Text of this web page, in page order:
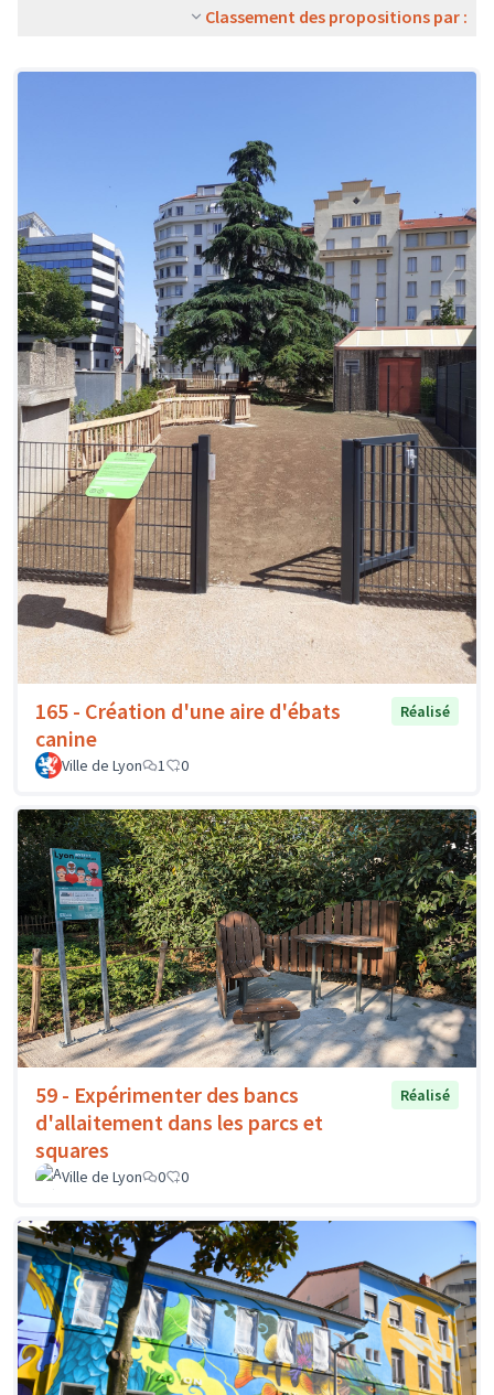
Classement des propositions par :
165 - Création d'une aire d'ébats
canine
Réalisé
Ville de Lyon 1 0
59 - Expérimenter des bancs
d'allaitement dans les parcs et
squares
Réalisé
Ville de Lyon 0 0